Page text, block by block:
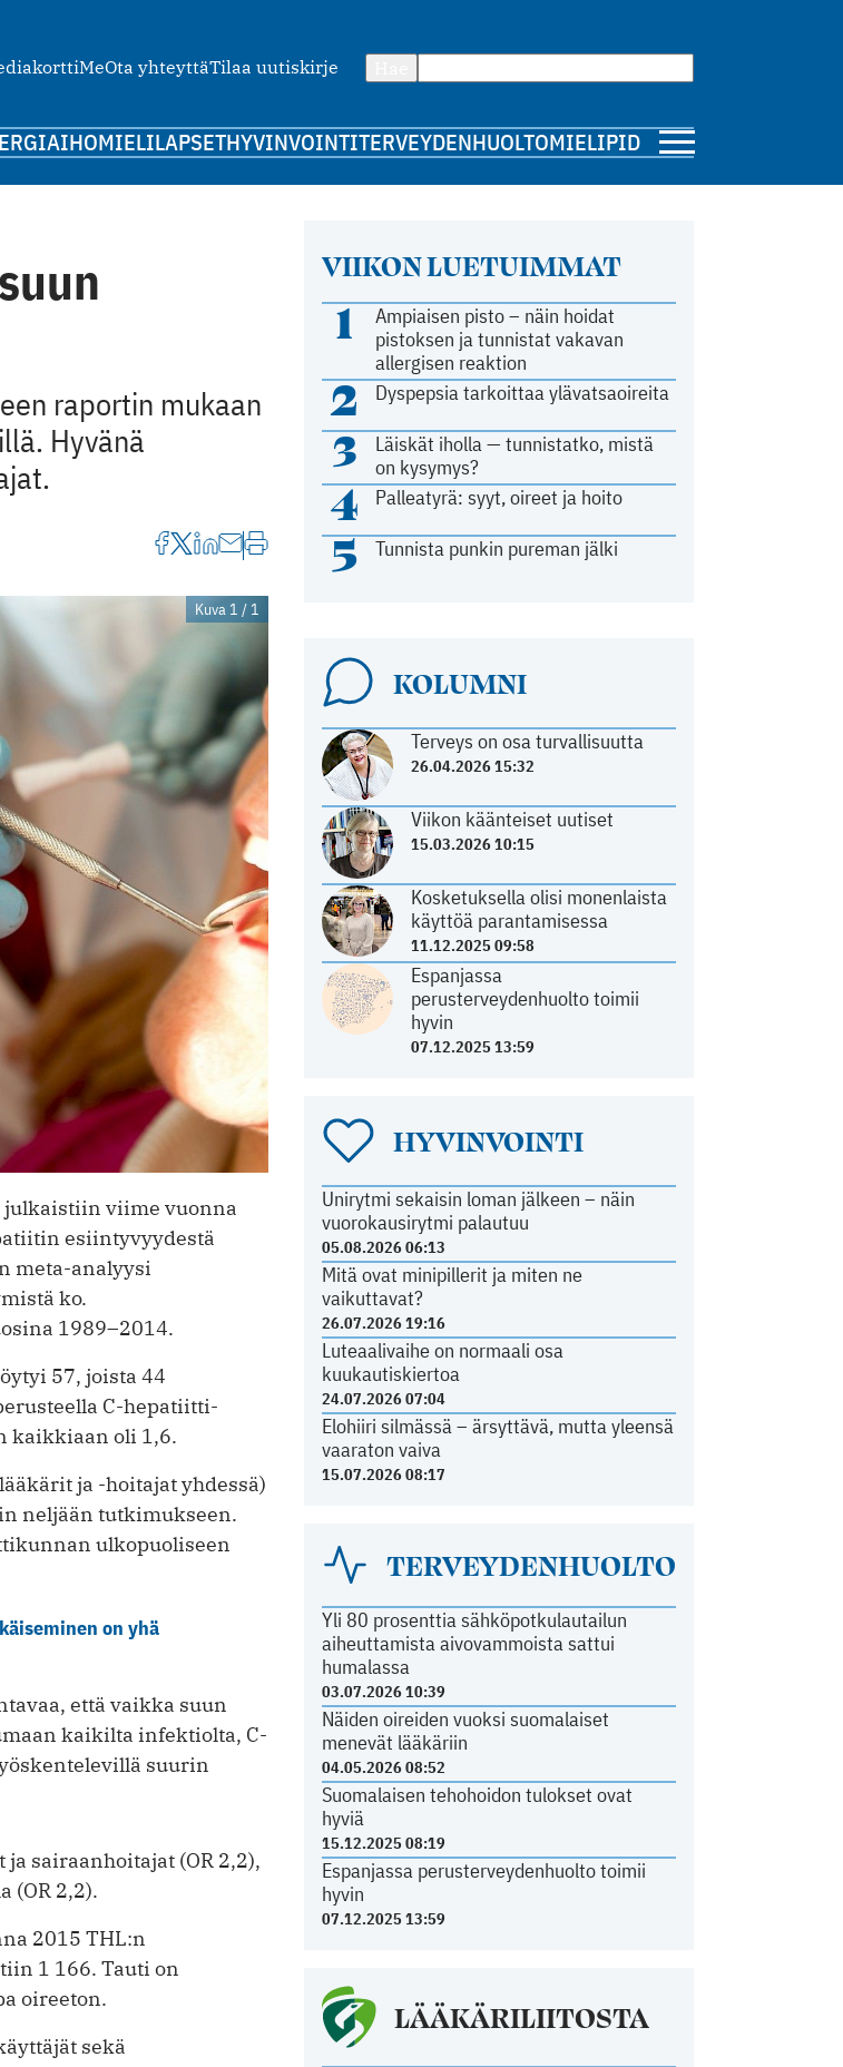
MeOta yhteyttäTilaa uutiskirje
IHOMIELILAPSETHYVINVOINTITERVEYDENHUOLTOMIELIPIDE
VIIKON LUETUIMMAT
1
Ampiaisen pisto – näin hoidat
pistoksen ja tunnistat vakavan
allergisen reaktion
2 Dyspepsia tarkoittaa ylävatsaoireita
3
Läiskät iholla — tunnistatko, mistä
on kysymys?
4 Palleatyrä: syyt, oireet ja hoito
5 Tunnista punkin pureman jälki
KOLUMNI
Terveys on osa turvallisuutta
26.04.2026 15:32
Viikon käänteiset uutiset
15.03.2026 10:15
Kosketuksella olisi monenlaista
käyttöä parantamisessa
11.12.2025 09:58
Espanjassa
perusterveydenhuolto toimii
hyvin
07.12.2025 13:59
HYVINVOINTI
Unirytmi sekaisin loman jälkeen – näin
vuorokausirytmi palautuu
05.08.2026 06:13
Mitä ovat minipillerit ja miten ne
vaikuttavat?
26.07.2026 19:16
Luteaalivaihe on normaali osa
kuukautiskiertoa
24.07.2026 07:04
Elohiiri silmässä – ärsyttävä, mutta yleensä
vaaraton vaiva
15.07.2026 08:17
TERVEYDENHUOLTO
Yli 80 prosenttia sähköpotkulautailun
aiheuttamista aivovammoista sattui
humalassa
03.07.2026 10:39
Näiden oireiden vuoksi suomalaiset
menevät lääkäriin
04.05.2026 08:52
Suomalaisen tehohoidon tulokset ovat
hyviä
15.12.2025 08:19
Espanjassa perusterveydenhuolto toimii
hyvin
07.12.2025 13:59
LÄÄKÄRILIITOSTA
raportin mukaan
Hyvänä
Kuva 1 / 1
julkaistiin viime vuonna
esiintyvyydestä
meta-analyysi
ko.
1989–2014.
57, joista 44
C-hepatiitti-
kaikkiaan oli 1,6.
ja -hoitajat yhdessä)
neljään tutkimukseen.
ulkopuoliseen
on yhä
että vaikka suun
kaikilta infektiolta, C-
suurin
sairaanhoitajat (OR 2,2),
(OR 2,2).
2015 THL:n
1 166. Tauti on
oireeton.
sekä